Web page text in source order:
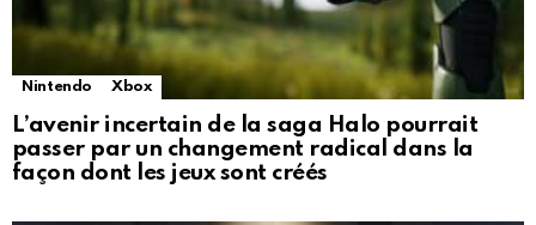
Nintendo Xbox
L’avenir incertain de la saga Halo pourrait
passer par un changement radical dans la
façon dont les jeux sont créés